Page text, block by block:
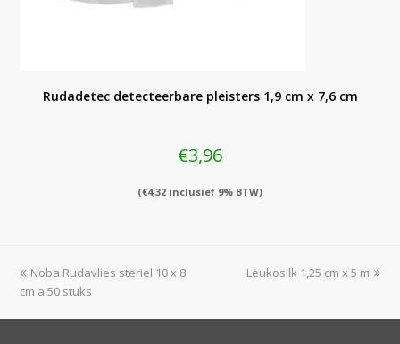
Rudadetec detecteerbare pleisters 1,9 cm x 7,6 cm
€3,96
(€4,32 inclusief 9% BTW)
previous
post:
Noba Rudavlies steriel 10 x 8
cm a 50 stuks
next
Leukosilk 1,25 cm x 5 m